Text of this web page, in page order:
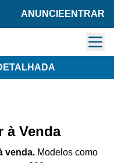
ANUNCIE ENTRAR
à Venda
venda.Modelos como